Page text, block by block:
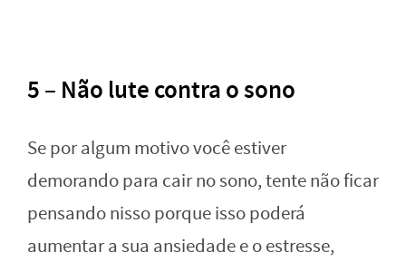
5 – Não lute contra o sono
Se por algum motivo você estiver
demorando para cair no sono, tente não ficar
pensando nisso porque isso poderá
aumentar a sua ansiedade e o estresse,